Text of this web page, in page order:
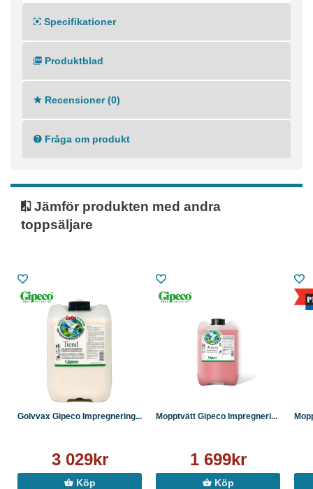
Specifikationer
Produktblad
Recensioner (0)
Fråga om produkt
Jämför produkten med andra
toppsäljare
Golvvax Gipeco Impregnering...
3 029kr
Köp
Mopptvätt Gipeco Impregneri...
1 699kr
Köp